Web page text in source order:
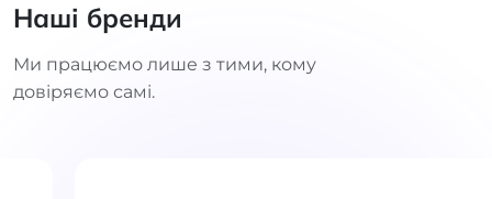
Наші бренди
Ми працюємо лише з тими, кому
довіряємо самі.